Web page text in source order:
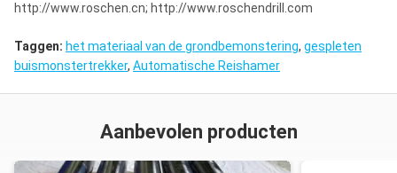
http://www.roschen.cn; http://www.roschendrill.com
Taggen: het materiaal van de grondbemonstering, gespleten
buismonstertrekker, Automatische Reishamer
Aanbevolen producten